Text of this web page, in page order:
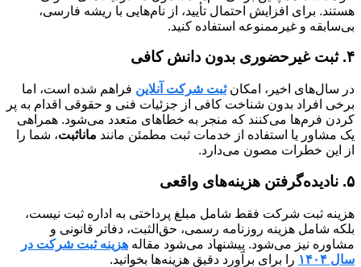
هستند. برای افزایش احتمال تأیید، از نام‌هایی با ریشه فارسی،
بی‌سابقه و غیرممنوعه استفاده کنید.
۴. ثبت غیرحضوری بدون دانش کافی
در سال‌های اخیر، امکانثبت شرکت آنلاین فراهم شده است، اما
برخی افراد بدون شناخت کافی از جزئیات فنی و حقوقی اقدام به پر
کردن فرم‌ها می‌کنند که منجر به خطاهای متعدد می‌شود. همراهی
یک مشاور یا استفاده از خدمات ثبت مطمئن مانند ماناثبت، شما را
از این خطرات مصون می‌دارد.
۵. نادیده‌گرفتن هزینه‌های واقعی
هزینه ثبت شرکت فقط شامل مبلغ پرداختی به اداره ثبت نیست،
بلکه شامل هزینه روزنامه رسمی، حق‌الثبت، دفاتر قانونی و
مشاوره نیز می‌شود. پیشنهاد می‌شود مقاله هزینه ثبت شرکت در
سال ۱۴۰۴
را برای برآورد دقیق هزینه‌ها بخوانید.